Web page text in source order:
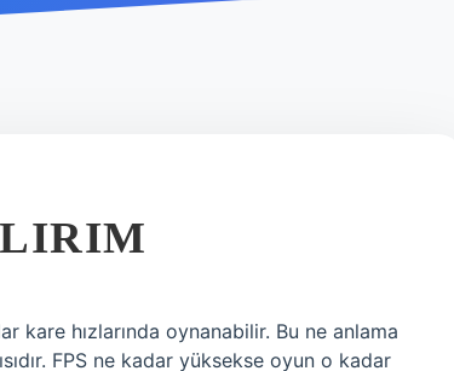
kare hızlarında oynanabilir. Bu ne anlama
FPS ne kadar yüksekse oyun o kadar